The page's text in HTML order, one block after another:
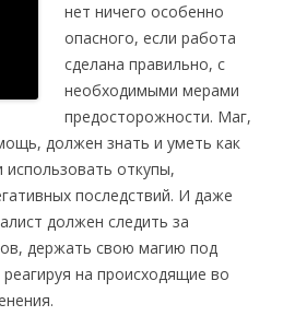
нет ничего особенно
опасного, если работа
сделана правильно, с
необходимыми мерами
предосторожности. Маг,
должен знать и уметь как
использовать откупы,
последствий. И даже
должен следить за
держать свою магию под
на происходящие во